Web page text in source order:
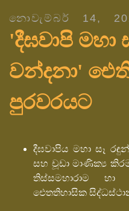
නොවැම්බර් 14,
'දීඝවාපි මහා
වන්දනා'
පුරවරයට
දීඝවාපිය මහා සෑ
සහ චූඩා මාණික්‍ය
තිස්සමහාරාම හා
ඓතතිහාසික